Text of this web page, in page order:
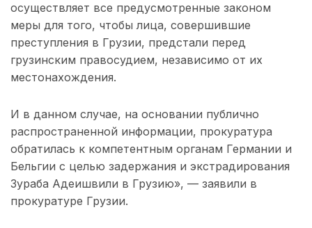
осуществляет все предусмотренные законом
меры для того, чтобы лица, совершившие
преступления в Грузии, предстали перед
грузинским правосудием, независимо от их
местонахождения.
И в данном случае, на основании публично
распространенной информации, прокуратура
обратилась к компетентным органам Германии и
Бельгии с целью задержания и экстрадирования
Зураба Адеишвили в Грузию», — заявили в
прокуратуре Грузии.